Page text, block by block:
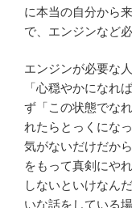
に本当の自分から
で、エンジンなど
エンジンが必要な
「心穏やかになれ
ず「この状態でな
れたらとっくにな
気がないだけだか
をもって真剣にや
しないといけなん
いな話をしている